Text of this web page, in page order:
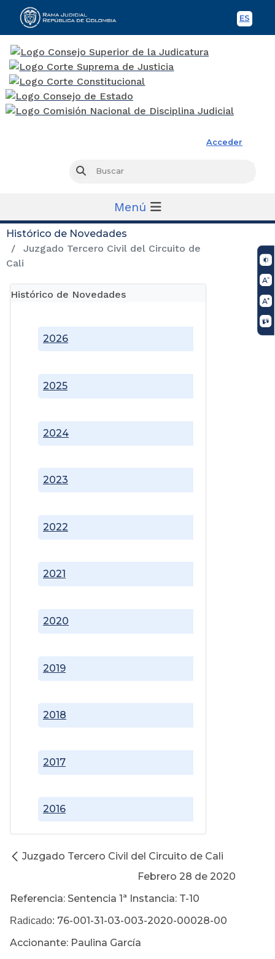
ES
Acceder
Buscar
Menú
Histórico de Novedades
Juzgado Tercero Civil del Circuito de
Cali
Histórico de Novedades
2016
2017
2018
2019
2020
2021
2022
2023
2024
2025
2026
Juzgado Tercero Civil del Circuito de Cali
Febrero 28 de 2020
Referencia: Sentencia 1ª Instancia: T-10
Radicado: 76-001-31-03-003-2020-00028-00
Accionante: Paulina García